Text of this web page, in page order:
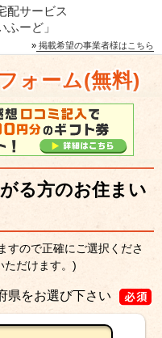
配サービス
ーど」
» 掲載希望の事業者様はこちら
ォーム(無料)
る方のお住まい
すので正確にご選択くださ
ただけます。)
県をお選び下さい